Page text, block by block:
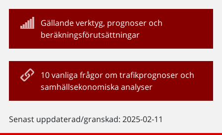
Gällande verktyg, prognoser och
beräkningsförutsättningar
10 vanliga frågor om trafikprognoser och
samhällsekonomiska analyser
Senast uppdaterad/granskad: 2025-02-11